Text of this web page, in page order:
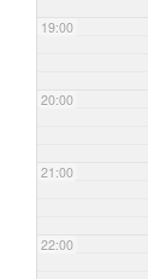
19:00
20:00
21:00
22:00